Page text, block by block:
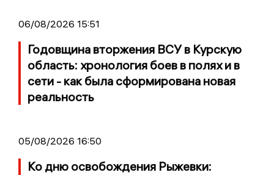
06/08/2026 15:51
Годовщина вторжения ВСУ в Курскую
область: хронология боев в полях и в
сети - как была сформирована новая
реальность
05/08/2026 16:50
Ко дню освобождения Рыжевки: